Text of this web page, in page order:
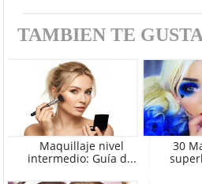
TAMBIEN TE
Maquillaje nivel
intermedio: Guía d...
30